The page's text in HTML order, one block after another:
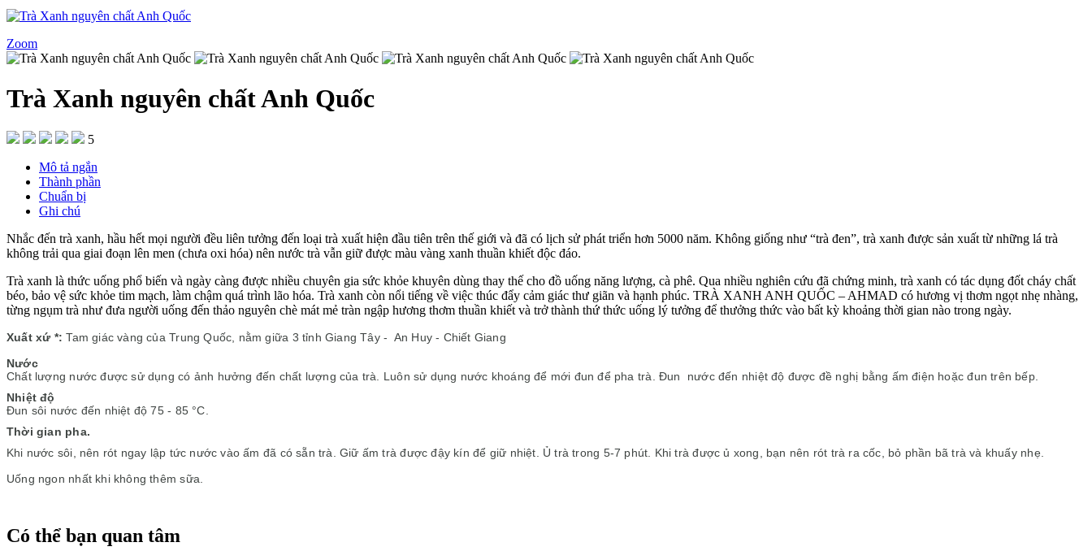
Zoom
Trà Xanh nguyên chất Anh Quốc
5
Mô tả ngắn
Thành phần
Chuẩn bị
Ghi chú
Nhắc đến trà xanh, hầu hết mọi người đều liên tưởng đến loại trà xuất hiện đầu tiên trên thế giới và đã có lịch sử phát triển hơn 5000 năm. Không giống như “trà đen”, trà xanh được sản xuất từ những lá trà
không trải qua giai đoạn lên men (chưa oxi hóa) nên nước trà vẫn giữ được màu vàng xanh thuần khiết độc đáo.
Trà xanh là thức uống phổ biến và ngày càng được nhiều chuyên gia sức khỏe khuyên dùng thay thế cho đồ uống năng lượng, cà phê. Qua nhiều nghiên cứu đã chứng minh, trà xanh có tác dụng đốt cháy chất
béo, bảo vệ sức khỏe tim mạch, làm chậm quá trình lão hóa. Trà xanh còn nổi tiếng về việc thúc đẩy cảm giác thư giãn và hạnh phúc. TRÀ XANH ANH QUỐC – AHMAD có hương vị thơm ngọt nhẹ nhàng,
từng ngụm trà như đưa người uống đến thảo nguyên chè mát mẻ tràn ngập hương thơm thuần khiết và trở thành thứ thức uống lý tưởng để thưởng thức vào bất kỳ khoảng thời gian nào trong ngày.
Xuất xứ *: Tam giác vàng của Trung Quốc, nằm giữa 3 tỉnh Giang Tây - An Huy - Chiết Giang
Nước
Chất lượng nước được sử dụng có ảnh hưởng đến chất lượng của trà.
Luôn sử dụng nước khoáng để mới đun để pha trà. Đun nước đến nhiệt độ được đề nghị bằng ấm điện hoặc đun trên bếp.
Nhiệt độ
Đun sôi nước đến nhiệt độ 75 - 85 °C.
Thời gian pha.
Khi nước sôi, nên rót ngay lập tức nước vào ấm đã có sẵn trà. Giữ ấm trà được đậy kín để giữ nhiệt. Ủ trà trong 5-7 phút. Khi trà được ủ xong, bạn nên rót trà ra cốc, bỏ phần bã trà và khuấy nhẹ.
Uống ngon nhất khi không thêm sữa.
Có thể bạn quan tâm